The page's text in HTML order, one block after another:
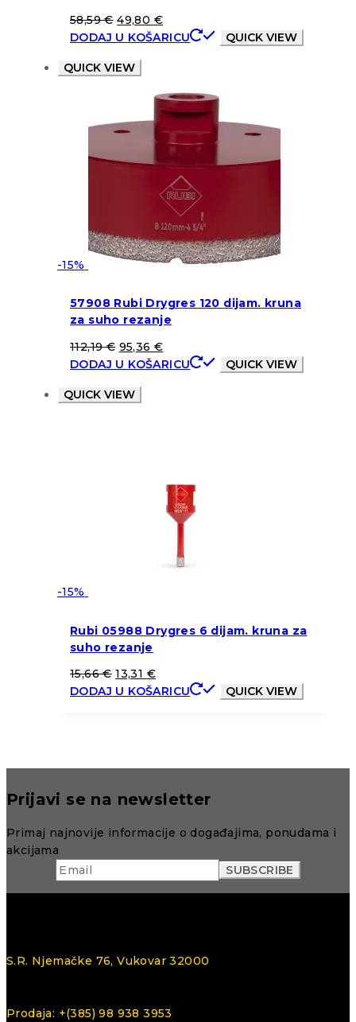
58,59€ 49,80 €
DODAJ U KOŠARICU
QUICK VIEW
QUICK VIEW
-15%
57908 Rubi Drygres 120 dijam. kruna
za suho rezanje
112,19€ 95,36€
DODAJ U KOŠARICU
QUICK VIEW
QUICK VIEW
-15%
Rubi 05988 Drygres 6 dijam. kruna za
suho rezanje
15,66€ 13,31 €
DODAJ U KOŠARICU
QUICK VIEW
Prijavi se na newsletter
Primaj najnovije informacije o događajima, ponudama i
akcijama
S.R. Njemačke 76, Vukovar 32000
Prodaja: +(385) 98 938 3953